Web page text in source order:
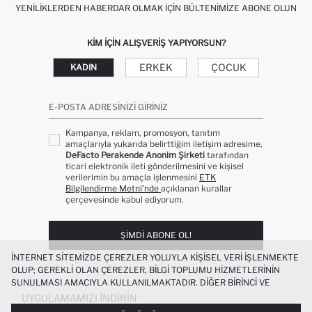
YENILIKLERDEN HABERDAR OLMAK İÇIN BÜLTENIMIZE ABONE OLUN
KIM IÇIN ALIŞVERIŞ YAPIYORSUN?
KADIN ERKEK ÇOCUK
E-POSTA ADRESINIZI GIRINIZ
Kampanya, reklam, promosyon, tanıtım
amaçlarıyla yukarıda belirttiğim iletişim adresime,
DeFacto Perakende Anonim Şirketi tarafından
ticari elektronik ileti gönderilmesini ve kişisel
verilerimin bu amaçla işlenmesini ETK
Bilgilendirme Metni’nde açıklanan kurallar
çerçevesinde kabul ediyorum.
ŞIMDI ABONE OL!
UYGULAMAMIZI İNDIRIN
İNTERNET SITEMIZDE ÇEREZLER YOLUYLA KIŞISEL VERI IŞLENMEKTE
OLUP; GEREKLI OLAN ÇEREZLER, BILGI TOPLUMU HIZMETLERININ
SUNULMASI AMACIYLA KULLANILMAKTADIR. DIĞER BIRINCI VE
ÜÇÜNCÜ TARAF ÇEREZLER ISE SIZE DAHA IYI BIR ALIŞVERIŞ
DENEYIMI SUNULABILMESI, SITEMIZIN DAHA IŞLEVSEL KILINMASI VE